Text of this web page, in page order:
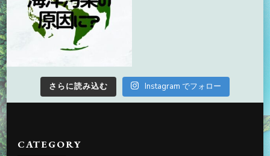
さらに読み込む Instagram でフォロー
CATEGORY